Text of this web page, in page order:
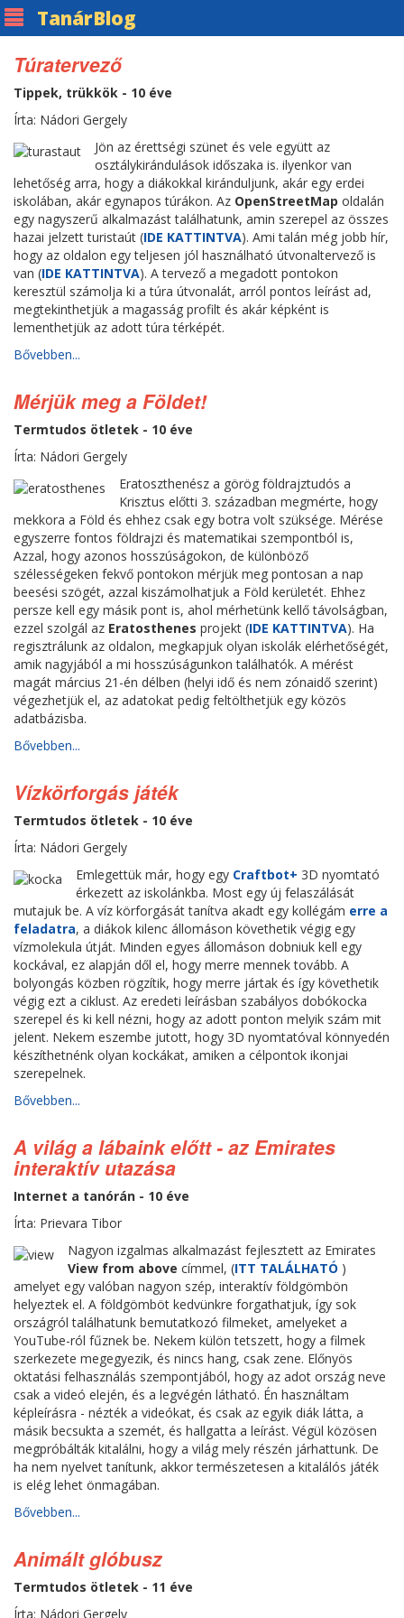
TanárBlog
Túratervező
Tippek, trükkök - 10 éve
Írta: Nádori Gergely
Jön az érettségi szünet és vele együtt az
osztálykirándulások időszaka is. ilyenkor van
lehetőség arra, hogy a diákokkal kiránduljunk, akár egy erdei
iskolában, akár egynapos túrákon. Az OpenStreetMap oldalán
egy nagyszerű alkalmazást találhatunk, amin szerepel az összes
hazai jelzett turistaút (IDE KATTINTVA). Ami talán még jobb hír,
hogy az oldalon egy teljesen jól használható útvonaltervező is
van (IDE KATTINTVA). A tervező a megadott pontokon
keresztül számolja ki a túra útvonalát, arról pontos leírást ad,
megtekinthetjük a magasság profilt és akár képként is
lementhetjük az adott túra térképét.
Bővebben...
Mérjük meg a Földet!
Termtudos ötletek - 10 éve
Írta: Nádori Gergely
Eratoszthenész a görög földrajztudós a
Krisztus előtti 3. században megmérte, hogy
mekkora a Föld és ehhez csak egy botra volt szüksége. Mérése
egyszerre fontos földrajzi és matematikai szempontból is,
Azzal, hogy azonos hosszúságokon, de különböző
szélességeken fekvő pontokon mérjük meg pontosan a nap
beesési szögét, azzal kiszámolhatjuk a Föld kerületét. Ehhez
persze kell egy másik pont is, ahol mérhetünk kellő távolságban,
ezzel szolgál az Eratosthenes projekt (IDE KATTINTVA). Ha
regisztrálunk az oldalon, megkapjuk olyan iskolák elérhetőségét,
amik nagyjából a mi hosszúságunkon találhatók. A mérést
magát március 21-én délben (helyi idő és nem zónaidő szerint)
végezhetjük el, az adatokat pedig feltölthetjük egy közös
adatbázisba.
Bővebben...
Vízkörforgás játék
Termtudos ötletek - 10 éve
Írta: Nádori Gergely
Emlegettük már, hogy egy Craftbot+ 3D nyomtató
érkezett az iskolánkba. Most egy új felaszálását
mutajuk be. A víz körforgását tanítva akadt egy kollégám erre a
feladatra, a diákok kilenc állomáson követhetik végig egy
vízmolekula útját. Minden egyes állomáson dobniuk kell egy
kockával, ez alapján dől el, hogy merre mennek tovább. A
bolyongás közben rögzítik, hogy merre jártak és így követhetik
végig ezt a ciklust. Az eredeti leírásban szabályos dobókocka
szerepel és ki kell nézni, hogy az adott ponton melyik szám mit
jelent. Nekem eszembe jutott, hogy 3D nyomtatóval könnyedén
készíthetnénk olyan kockákat, amiken a célpontok ikonjai
szerepelnek.
Bővebben...
A világ a lábaink előtt - az Emirates
interaktív utazása
Internet a tanórán - 10 éve
Írta: Prievara Tibor
Nagyon izgalmas alkalmazást fejlesztett az Emirates
View from above címmel, (ITT TALÁLHATÓ )
amelyet egy valóban nagyon szép, interaktív földgömbön
helyeztek el. A földgömböt kedvünkre forgathatjuk, így sok
országról találhatunk bemutatkozó filmeket, amelyeket a
YouTube-ról fűznek be. Nekem külön tetszett, hogy a filmek
szerkezete megegyezik, és nincs hang, csak zene. Előnyös
oktatási felhasználás szempontjából, hogy az adot ország neve
csak a videó elején, és a legvégén látható. Én használtam
képleírásra - nézték a videókat, és csak az egyik diák látta, a
másik becsukta a szemét, és hallgatta a leírást. Végül közösen
megpróbálták kitalálni, hogy a világ mely részén járhattunk. De
ha nem nyelvet tanítunk, akkor természetesen a kitalálós játék
is elég lehet önmagában.
Bővebben...
Animált glóbusz
Termtudos ötletek - 11 éve
Írta: Nádori Gergely